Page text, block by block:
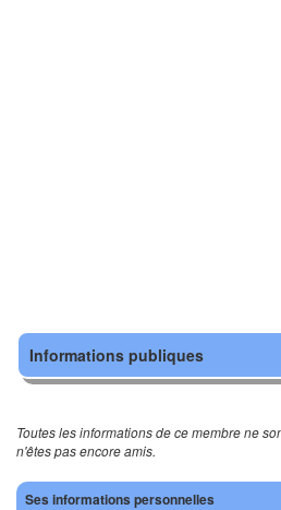
Informations publiques
Toutes les informations de ce membre ne
n'êtes pas encore amis.
Ses informations personnelles